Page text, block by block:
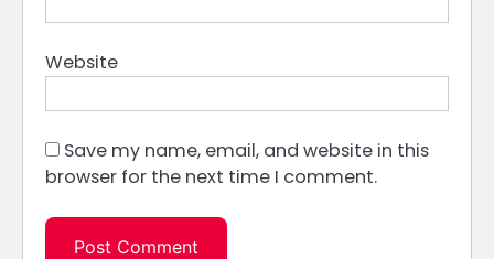
Website
Save my name, email, and website in this
browser for the next time I comment.